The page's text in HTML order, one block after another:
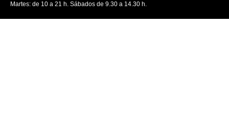
Martes: de 10 a 21 h. Sábados de 9.30 a 14.30 h.